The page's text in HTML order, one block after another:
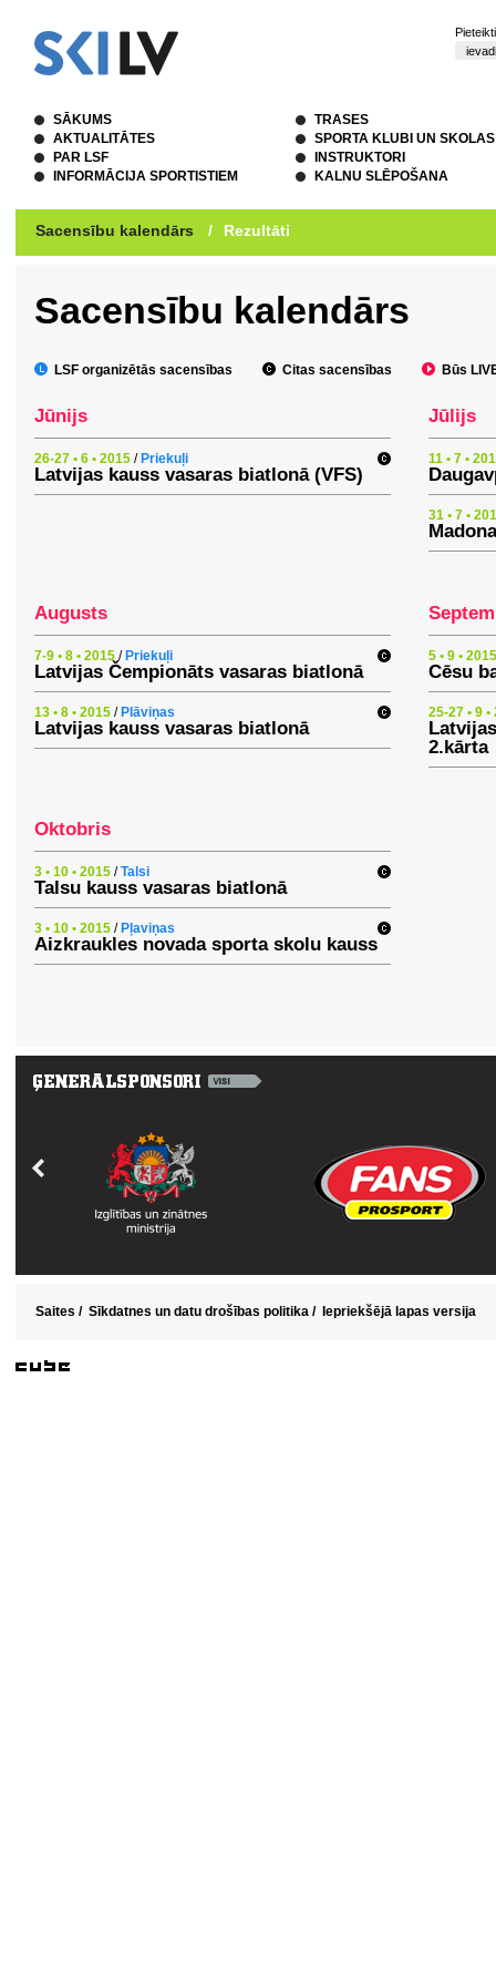
SĀKUMS
AKTUALITĀTES
PAR LSF
INFORMĀCIJA SPORTISTIEM
TRASES
SPORTA KLUBI UN SKOLAS
INSTRUKTORI
KALNU SLĒPOŠANA
Sacensību kalendārs / Rezultāti
Sacensību kalendārs
LSF organizētās sacensības Citas sacensības Būs
Jūnijs
26-27 • 6 • 2015 / Priekuļi
Latvijas kauss vasaras biatlonā (VFS)
Jūlijs
11 • 7 •
31 • 7 •
Augusts
7-9 • 8 • 2015 / Priekuļi
Latvijas Čempionāts vasaras biatlonā
13 • 8 • 2015 / Plāviņas
Latvijas kauss vasaras biatlonā
5 • 9 • 2015
Cēsu
25-27 • 9 •
2.kārta
Oktobris
3 • 10 • 2015 /Talsi
Talsu kauss vasaras biatlonā
3 • 10 • 2015 / Pļaviņas
Aizkraukles novada sporta skolu kauss
Saites / Sīkdatnes un datu drošības politika / Iepriekšējā lapas versija